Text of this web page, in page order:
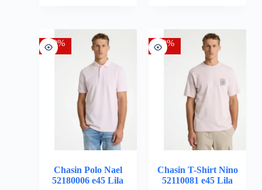
-30%
Chasin Polo Nael
52180006 e45 Lila
-30%
Chasin T-Shirt Nino
52110081 e45 Lila